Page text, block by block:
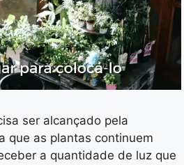
ser alcançado pela
que as plantas continuem
a quantidade de luz que